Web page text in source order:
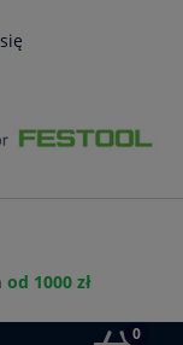
od 1000 zł